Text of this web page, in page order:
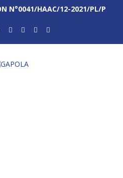
N°0041/HAAC/12-2021/PL/P